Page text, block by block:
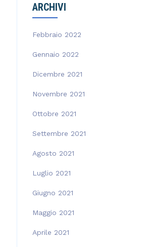
ARCHIVI
Febbraio 2022
Gennaio 2022
Dicembre 2021
Novembre 2021
Ottobre 2021
Settembre 2021
Agosto 2021
Luglio 2021
Giugno 2021
Maggio 2021
Aprile 2021